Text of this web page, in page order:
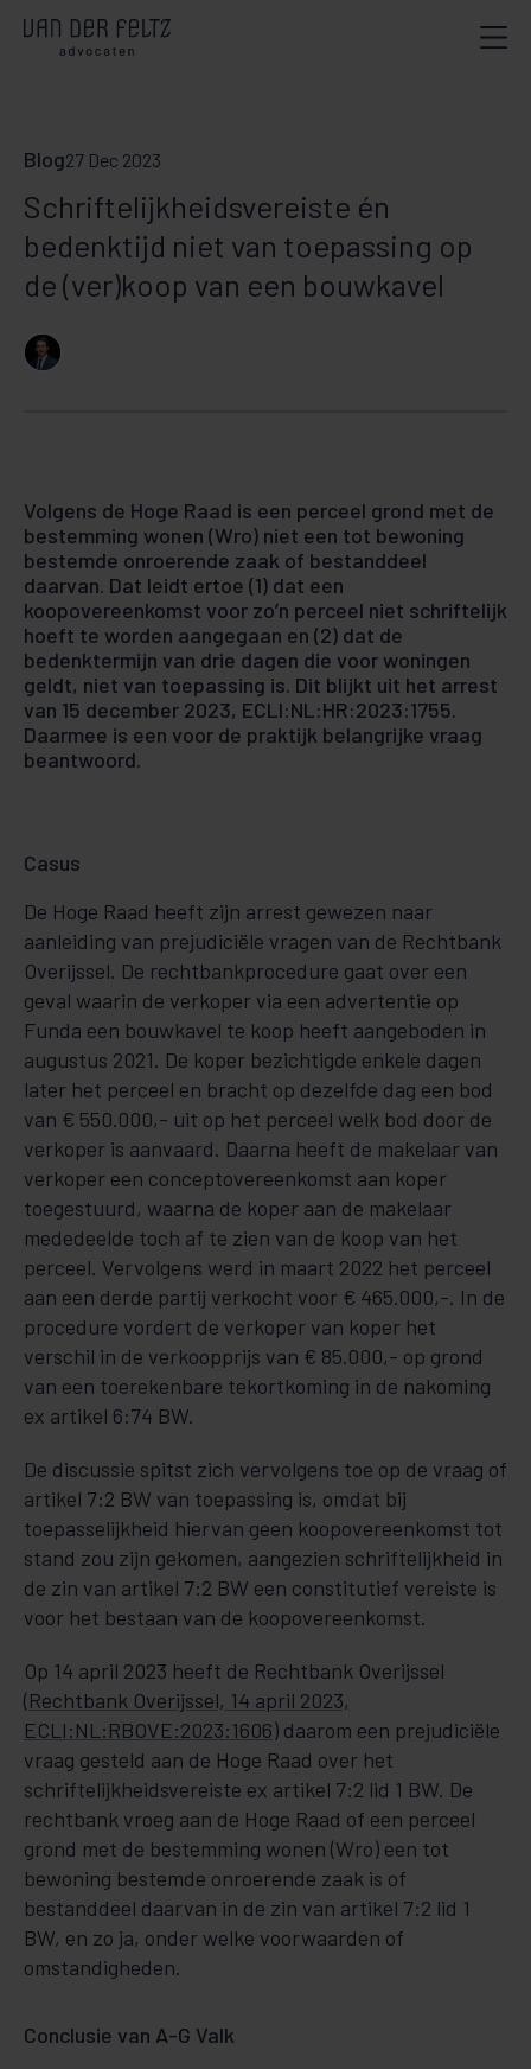
Blog27 Dec 2023
Schriftelijkheidsvereiste én
bedenktijd niet van toepassing op
de (ver)koop van een bouwkavel
Volgens de Hoge Raad is een perceel grond met de
bestemming wonen (Wro) niet een tot bewoning
bestemde onroerende zaak of bestanddeel
daarvan. Dat leidt ertoe (1) dat een
koopovereenkomst voor zo’n perceel niet schriftelijk
hoeft te worden aangegaan en (2) dat de
bedenktermijn van drie dagen die voor woningen
geldt, niet van toepassing is. Dit blijkt uit het arrest
van 15 december 2023, ECLI:NL:HR:2023:1755.
Daarmee is een voor de praktijk belangrijke vraag
beantwoord.
Casus
De Hoge Raad heeft zijn arrest gewezen naar
aanleiding van prejudiciële vragen van de Rechtbank
Overijssel. De rechtbankprocedure gaat over een
geval waarin de verkoper via een advertentie op
Funda een bouwkavel te koop heeft aangeboden in
augustus 2021. De koper bezichtigde enkele dagen
later het perceel en bracht op dezelfde dag een bod
van € 550.000,- uit op het perceel welk bod door de
verkoper is aanvaard. Daarna heeft de makelaar van
verkoper een conceptovereenkomst aan koper
toegestuurd, waarna de koper aan de makelaar
mededeelde toch af te zien van de koop van het
perceel. Vervolgens werd in maart 2022 het perceel
aan een derde partij verkocht voor € 465.000,-. In de
procedure vordert de verkoper van koper het
verschil in de verkoopprijs van € 85.000,- op grond
van een toerekenbare tekortkoming in de nakoming
ex artikel 6:74 BW.
De discussie spitst zich vervolgens toe op de vraag of
artikel 7:2 BW van toepassing is, omdat bij
toepasselijkheid hiervan geen koopovereenkomst tot
stand zou zijn gekomen, aangezien schriftelijkheid in
de zin van artikel 7:2 BW een constitutief vereiste is
voor het bestaan van de koopovereenkomst.
Op 14 april 2023 heeft de Rechtbank Overijssel
(Rechtbank Overijssel, 14 april 2023,
ECLI:NL:RBOVE:2023:1606) daarom een prejudiciële
vraag gesteld aan de Hoge Raad over het
schriftelijkheidsvereiste ex artikel 7:2 lid 1 BW. De
rechtbank vroeg aan de Hoge Raad of een perceel
grond met de bestemming wonen (Wro) een tot
bewoning bestemde onroerende zaak is of
bestanddeel daarvan in de zin van artikel 7:2 lid 1
BW, en zo ja, onder welke voorwaarden of
omstandigheden.
Conclusie van A-G Valk